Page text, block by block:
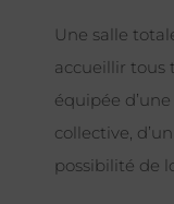
Une salle
accueillir tous
équipée
collective,
possibilité de